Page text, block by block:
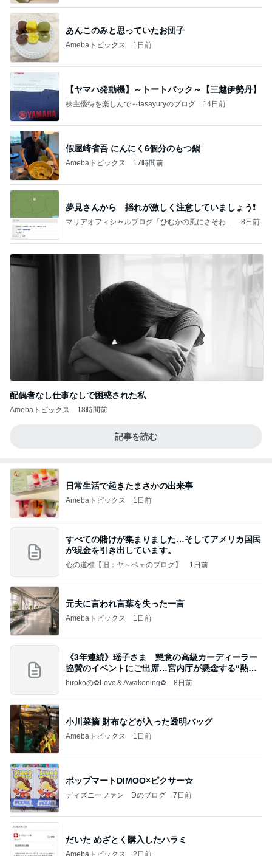
あんこのみと思っていたお団子
Amebaトピックス 1日前
【ヤマハ発動機】～トートバック～【三越伊勢丹】
株主優待を楽しんで～tasayuryのブログ 14日前
假屋崎省吾 にんにく6個分のもつ鍋
Amebaトピックス 17時間前
夢見さんから 揺れが激しく注意していましょう❗️
マリアオフィシャルブログ「ひむかの風にさそわれ
8日前
配偶者なし仕事なしで困惑された私
Amebaトピックス 18時間前
記事を読む
日常生活で起きたまさかの出来事
Amebaトピックス 1日前
すべての賭けが集まりました…そしてアメリカ国民
が現金を引き出しています。
心の道標【旧：ヤ～ベェのブログ】 1日前
元夫に言われ言葉を失った一言
Amebaトピックス 1日前
《3年連続》瑶子さま 懇意の高級カーディーラー
協賛のイベントにご出席…宮内庁が懸念する“熱心
すぎ
hirokoの✿Love＆Awakening✿ 8日前
小川菜摘 財布などが入った透明バッグ
Amebaトピックス 1日前
ポップマートDIMOO×ピクサー☆
ディズニーファン Dのブログ 7日前
だいた めざとく購入したハラミ
Amebaトピックス 2日前